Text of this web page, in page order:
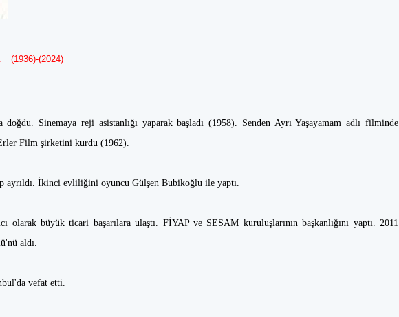
(1936)-(2024)
doğdu. Sinemaya reji asistanlığı yaparak başladı (1958). Senden Ayrı Yaşayamam adlı filminde
Film şirketini kurdu (1962).
ayrıldı. İkinci evliliğini oyuncu Gülşen Bubikoğlu ile yaptı.
olarak büyük ticari başarılara ulaştı. FİYAP ve SESAM kuruluşlarının başkanlığını yaptı. 2011
aldı.
vefat etti.